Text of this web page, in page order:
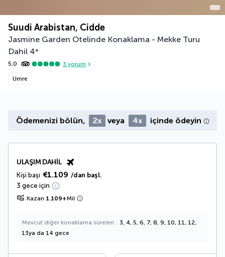
Suudi Arabistan, Cidde
Jasmine Garden Otelinde Konaklama - Mekke Turu
Dahil 4*
5,0 3 yorum
Umre
Ödemenizi bölün, 2x veya 4x içinde ödeyin
ULAŞIM DAHIL
Kişi başı €1.109 /dan başl.
3 gece için
Kazan 1.109+Mil
Mevcut diğer konaklama süreleri
3, 4, 5, 6, 7, 8, 9, 10, 11, 12,
13ya da 14 gece